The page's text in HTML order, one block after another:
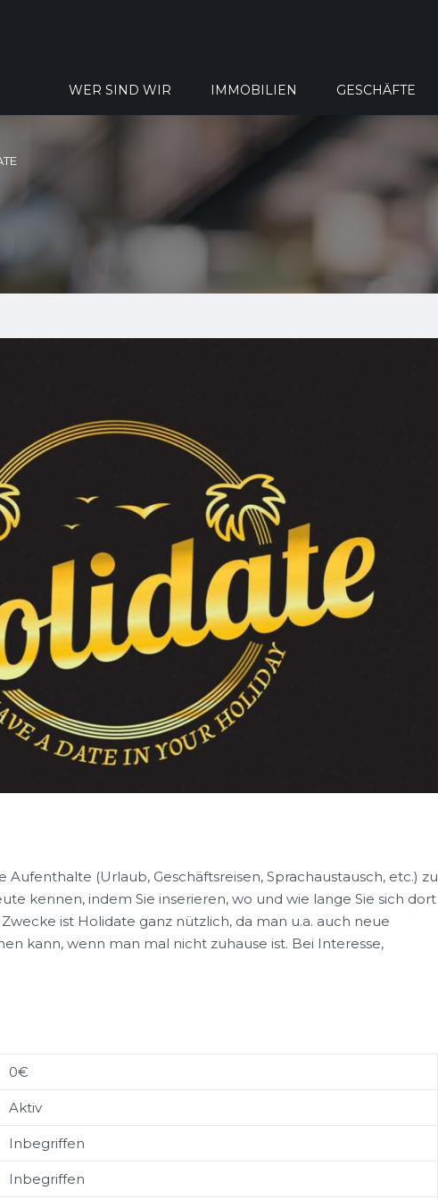
WER SIND WIR IMMOBILIEN GESCHÄFTE
(Urlaub, Geschäftsreisen, Sprachaustausch, etc.) zu
kennen, indem Sie inserieren, wo und wie lange Sie sich dort
ist Holidate ganz nützlich, da man u.a. auch neue
kann, wenn man mal nicht zuhause ist. Bei Interesse,
0€
Aktiv
Inbegriffen
Inbegriffen
Grantalent